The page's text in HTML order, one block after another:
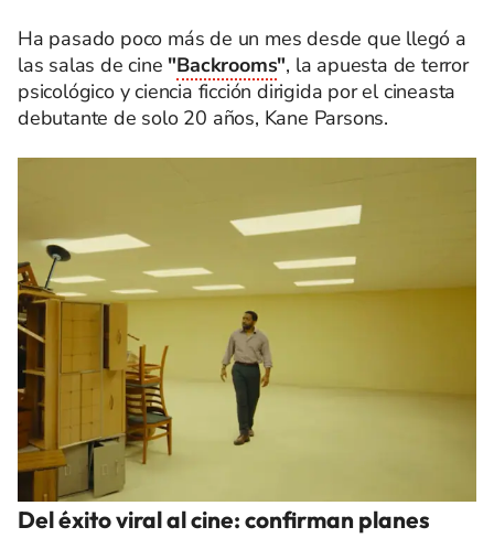
Ha pasado poco más de un mes desde que llegó a
las salas de cine "Backrooms", la apuesta de terror
psicológico y ciencia ficción dirigida por el cineasta
debutante de solo 20 años, Kane Parsons.
Del éxito viral al cine: confirman planes